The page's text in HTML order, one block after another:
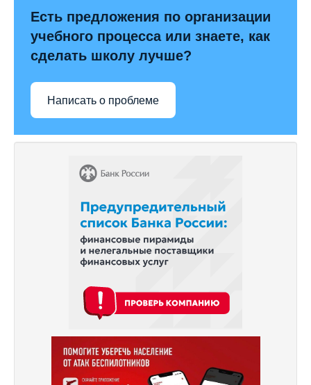
Есть предложения по организации
учебного процесса или знаете, как
сделать школу лучше?
Написать о проблеме